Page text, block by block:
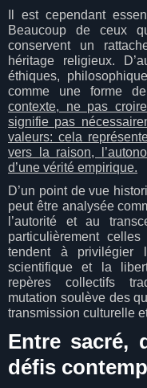
Il est cependant
Beaucoup de ceux
conservent un
héritage religieux.
éthiques,
comme une forme
contexte, ne pas
signifie pas
valeurs: cela
vers la raison,
d’une vérité empirique.
D’un point de vue
peut être analysée
l’autorité et au
particulièrement
tendent à privilégier
scientifique et la
repères collectifs
mutation soulève des
transmission culturelle
Entre sacré,
défis